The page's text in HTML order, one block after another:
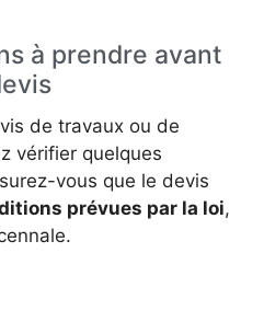
à prendre avant
de travaux ou de
vérifier quelques
vous que le devis
prévues par la loi,